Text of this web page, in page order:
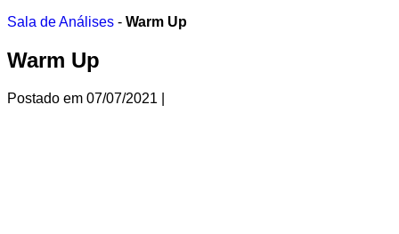
Ir
o
conteúdo
Sala de Análises - Warm Up
Warm Up
Postado em 07/07/2021